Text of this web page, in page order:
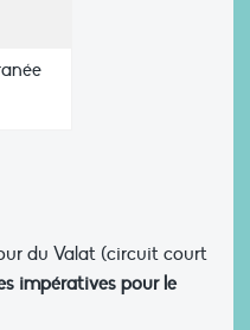
du Valat (circuit court
impératives pour le